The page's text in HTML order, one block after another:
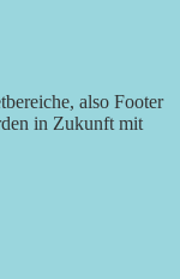
also Footer
in Zukunft mit